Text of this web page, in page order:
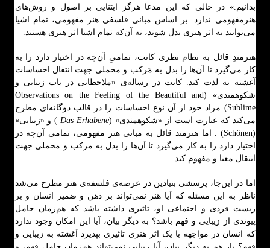
بدانیم.» در حالی که این مدعا هرگز ابتنایی بر اصول و روش‌های
هنرمفهومی ندارد. بر اساس مبانی فلسفی هنر مفهومی، تمام اشیا
می‌توانند به اثر هنری بدل شوند، نه آن‌که تمام اشیا اثر هنری هستند.
هنرمندِ قائل به نظام نظری کانت، تمامیِ آن‌چه در اختیار دارد را به
کار می‌گیرد تا آن‌ها را بدل به مَرکب و محملی جهت انتقال احساسات
آغشته به لذت کند. کانت در رساله‌ی «ملاحظاتی در باب زیبایی و
شکوهمندی» (Observations on the Feeling of the Beautiful and
Sublime) مراد خود از آن نوع احساسات را در قالب دوگانه‌ای مطرح
می‌کند که عبارت است از «شکوهمندی» (Das Erhabene) و «زیبایی»
(Schönen) . اما هنرمند قائل به مبانی هنر مفهومی، تمامی آن‌چه در
اختیار دارد را به کار می‌گیرد تا آن‌ها را بدل به مرکب و محملی جهت
انتقال معنا و مفهوم کند.
اما در این‌جا، پرسشی بنیادین در عرصه‌ی فلسفه‌ی هنر مطرح می‌شد
ناظر به این مسئله که آیا هنر نمی‌تواند بر ذهن و ضمیر انسان و بر
زیست فردی و اجتماعی او، تاثیری داشته باشد که هم‌زمان حامل
پیوندی از زیبایی و فهم باشد؟ به دیگر بیان، آیا این امکان وجود ندارد
که انسان در مواجهه با یک اثر هنری تاثیری بپذیرد آغشته به زیبایی و